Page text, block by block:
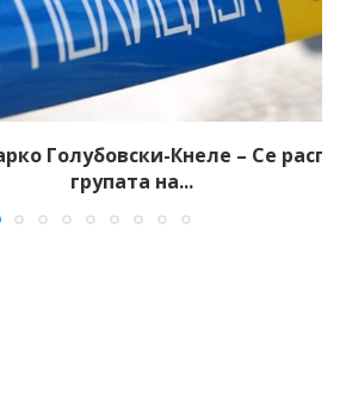
Кнеле – Се распаѓа
групата на...